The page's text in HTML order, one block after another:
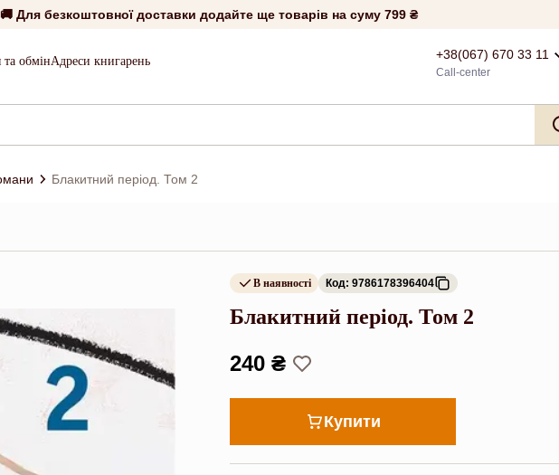
🚚 Для безкоштовної доставки додайте ще товарів на суму 799 ₴
обмінАдреси книгарень +38(067) 670 33 11
Call-center
Блакитний період. Том 2
В наявності Код: 9786178396404
Блакитний період. Том 2
240 ₴
Купити